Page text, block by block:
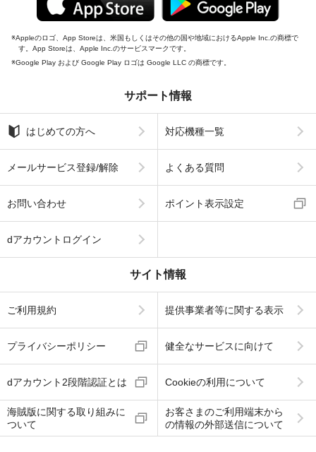
Appleのロゴ、App Storeは、米国もしくはその他の国や地域におけるApple Inc.の商標で
す。App Storeは、Apple Inc.のサービスマークです。
Google Play および Google Play ロゴは Google LLC の商標です。
サポート情報
はじめての方へ 対応機種一覧
メールサービス登録/解除 よくある質問
お問い合わせ ポイント表示設定
dアカウントログイン
サイト情報
ご利用規約 提供事業者等に関する表示
プライバシーポリシー 健全なサービスに向けて
dアカウント2段階認証とは Cookieの利用について
海賊版に関する取り組みに
ついて
お客さまのご利用端末から
の情報の外部送信について